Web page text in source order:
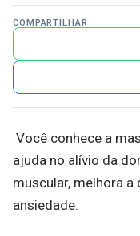
COMPARTILHAR
Você conhece a
ajuda no alívio da
muscular, melhora a
ansiedade.